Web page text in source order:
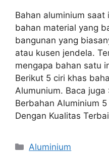
Bahan aluminium
bahan material yang
bangunan yang
atau kusen jendela.
mengapa bahan satu
Berikut 5 ciri khas
Alumunium. Baca juga
Berbahan Aluminium
Dengan Kualitas
Categories
Aluminium